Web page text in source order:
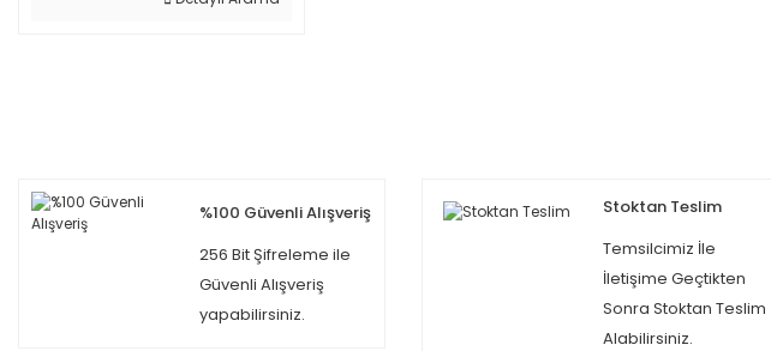
%100 Güvenli Alışveriş
256 Bit Şifreleme ile
Güvenli Alışveriş
yapabilirsiniz.
Stoktan Teslim
Temsilcimiz İle
İletişime Geçtikten
Sonra Stoktan Teslim
Alabilirsiniz.